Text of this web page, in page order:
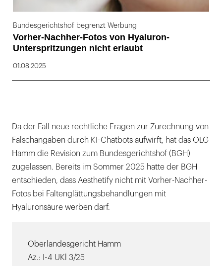
Bundesgerichtshof begrenzt Werbung
Vorher-Nachher-Fotos von Hyaluron-
Unterspritzungen nicht erlaubt
01.08.2025
Da der Fall neue rechtliche Fragen zur Zurechnung von
Falschangaben durch KI-Chatbots aufwirft, hat das OLG
Hamm die Revision zum Bundesgerichtshof (BGH)
zugelassen. Bereits im Sommer 2025 hatte der BGH
entschieden, dass Aesthetify nicht mit Vorher-Nachher-
Fotos bei Faltenglättungsbehandlungen mit
Hyaluronsäure werben darf.
Oberlandesgericht Hamm
Az.: I-4 UKl 3/25